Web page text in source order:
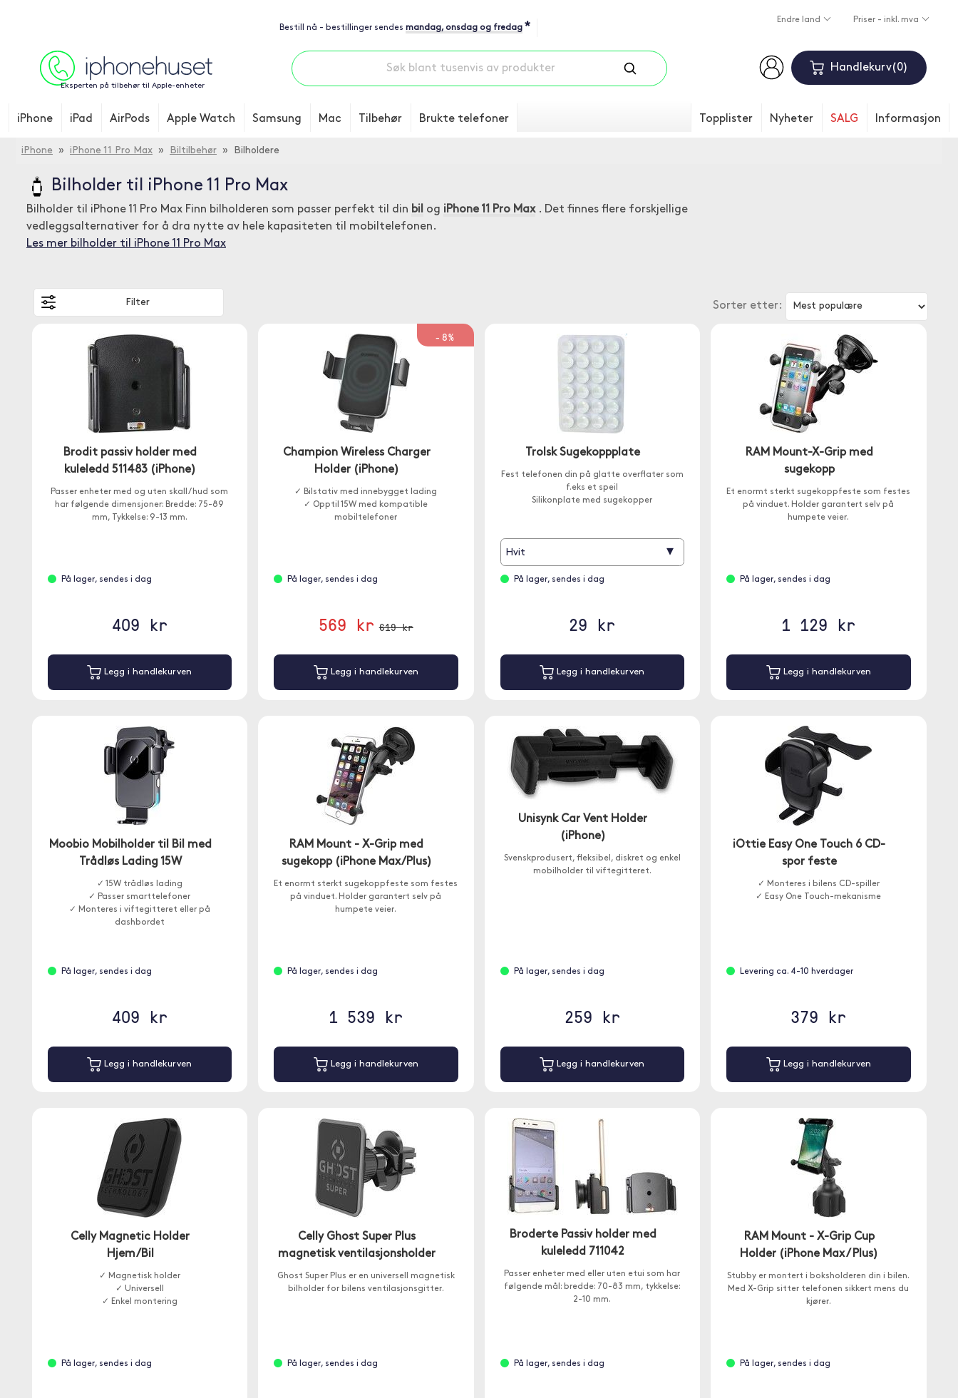
Bestill nå - bestillinger sendes mandag, onsdag og fredag *
Endre land Priser - inkl. mva
Eksperten på tilbehør til Apple-enheter
Handlekurv 0
iPhone iPad AirPods Apple Watch Samsung Mac Tilbehør Brukte telefoner Topplister Nyheter SALG Informasjon
iPhone » iPhone 11 Pro Max » Biltilbehør » Bilholdere
Bilholder til iPhone 11 Pro Max
Bilholder til iPhone 11 Pro Max Finn bilholderen som passer perfekt til din bil og iPhone 11 Pro Max. Det finnes flere forskjellige
vedleggsalternativer for å dra nytte av hele kapasiteten til mobiltelefonen.
Les mer bilholder til iPhone 11 Pro Max
Sorter etter:
Filter
Brodit passiv holder med
kuleledd 511483 (iPhone)
Passer enheter med og uten skall / hud som
har følgende dimensjoner: Bredde: 75-89
mm, Tykkelse: 9-13 mm.
På lager, sendes i dag
409 kr
Legg i handlekurven
-8%
Champion Wireless Charger
Holder (iPhone)
✓ Bilstativ med innebygget lading
✓ Opptil 15W med kompatible
mobiltelefoner
På lager, sendes i dag
569 kr 619 kr
Legg i handlekurven
Trolsk Sugekoppplate
Fest telefonen din på glatte overflater som
f.eks et speil
Silikonplate med sugekopper
Hvit ▾
På lager, sendes i dag
29 kr
Legg i handlekurven
RAM Mount-X-Grip med
sugekopp
Et enormt sterkt sugekoppfeste som festes
på vinduet. Holder garantert selv på
humpete veier.
På lager, sendes i dag
1 129 kr
Legg i handlekurven
Moobio Mobilholder til Bil med
Trådløs Lading 15W
✓ 15W trådløs lading
✓ Passer smarttelefoner
✓ Monteres i viftegitteret eller på
dashbordet
På lager, sendes i dag
409 kr
Legg i handlekurven
RAM Mount - X-Grip med
sugekopp (iPhone Max/Plus)
Et enormt sterkt sugekoppfeste som festes
på vinduet. Holder garantert selv på
humpete veier.
På lager, sendes i dag
1 539 kr
Legg i handlekurven
Unisynk Car Vent Holder
(iPhone)
Svenskprodusert, fleksibel, diskret og enkel
mobilholder til viftegitteret.
På lager, sendes i dag
259 kr
Legg i handlekurven
iOttie Easy One Touch 6 CD-
spor feste
✓ Monteres i bilens CD-spiller
✓ Easy One Touch-mekanisme
Levering ca. 4-10 hverdager
379 kr
Legg i handlekurven
Celly Magnetic Holder
Hjem/Bil
✓ Magnetisk holder
✓ Universell
✓ Enkel montering
På lager, sendes i dag
Celly Ghost Super Plus
magnetisk ventilasjonsholder
Ghost Super Plus er en universell magnetisk
bilholder for bilens ventilasjonsgitter.
På lager, sendes i dag
Broderte Passiv holder med
kuleledd 711042
Passer enheter med eller uten etui som har
følgende mål: bredde: 70-83 mm, tykkelse:
2-10 mm.
På lager, sendes i dag
RAM Mount - X-Grip Cup
Holder (iPhone Max / Plus)
Stubby er montert i boksholderen din i bilen.
Med X-Grip sitter telefonen sikkert mens du
kjører.
På lager, sendes i dag